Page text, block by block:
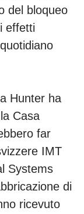
del bloqueo
effetti
Hunter ha
Casa
far
IMT
Systems
di
ricevuto